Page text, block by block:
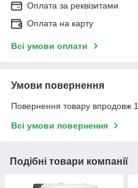
Оплата за реквізитами
Оплата на карту
Всі умови оплати
Умови повернення
Повернення товару впродовж
Всі умови повернення
Подібні товари компанії